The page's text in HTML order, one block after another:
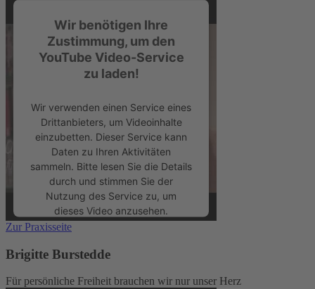
Wir benötigen Ihre
Zustimmung, um den
YouTube Video-Service
zu laden!
Wir verwenden einen Service eines
Drittanbieters, um Videoinhalte
einzubetten. Dieser Service kann
Daten zu Ihren Aktivitäten
sammeln. Bitte lesen Sie die Details
durch und stimmen Sie der
Nutzung des Service zu, um
dieses Video anzusehen.
Akzeptieren
Zur Praxisseite
Brigitte Burstedde
Für persönliche Freiheit brauchen wir nur unser Herz